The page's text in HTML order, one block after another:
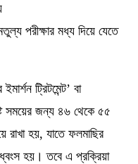
পরীক্ষার মধ্য দিয়ে যেতে
ট্রিটমেন্ট’ বা
সময়ের জন্য ৪৬ থেকে ৫৫
রাখা হয়, যাতে ফলমাছির
হয়। তবে এ প্রক্রিয়া